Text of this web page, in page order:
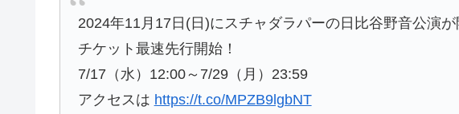
2024年11⽉17⽇(日)にスチャダラパーの日比谷野音公演が
チケット最速先行開始！
7/17（水）12:00～7/29（月）23:59
アクセスは https://t.co/MPZB9lgbNT